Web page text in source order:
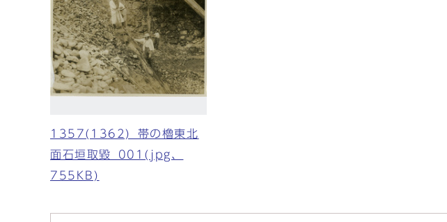
1357(1362)_帯の櫓東北
面石垣取毀_001(jpg、
755KB)